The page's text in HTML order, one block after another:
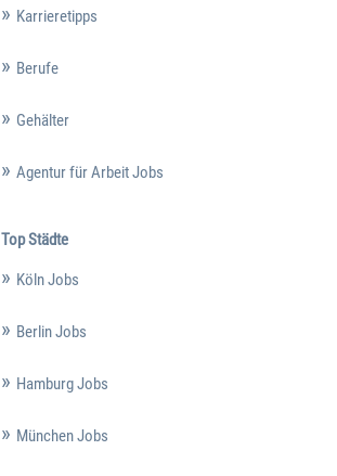
Karrieretipps
Berufe
Gehälter
Agentur für Arbeit Jobs
Top Städte
Köln Jobs
Berlin Jobs
Hamburg Jobs
München Jobs